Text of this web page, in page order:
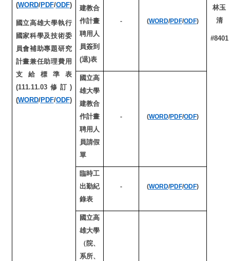
(WORD/PDF/ODF)
國立高雄大學執行
國家科學及技術委
員會補助專題研究
計畫兼任助理費用
支給標準表
(111.11.03修訂)
(WORD/PDF/ODF)
林玉
清
#8401
建教合
作計畫
聘用人
員簽到
(退)表
- (WORD/PDF/ODF)
國立高
雄大學
建教合
作計畫
聘用人
員請假
單
- (WORD/PDF/ODF)
臨時工
出勤紀
錄表
- (WORD/PDF/ODF)
國立高
雄大學
（院、
系所、